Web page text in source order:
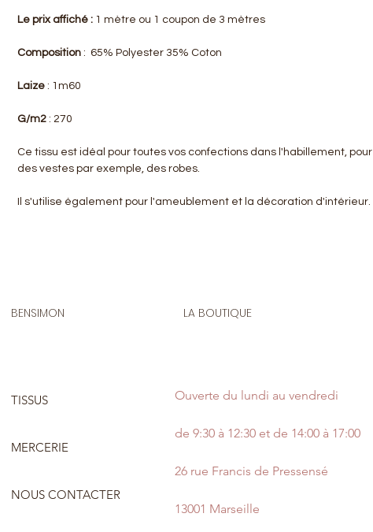
Le prix affiché : 1 mètre ou 1 coupon de 3 mètres
Composition : 65% Polyester 35% Coton
Laize : 1m60
G/m2 : 270
Ce tissu est idéal pour toutes vos confections dans l'habillement, pour
des vestes par exemple, des robes.
Il s'utilise également pour l'ameublement et la décoration d'intérieur.
BENSIMON
TISSUS
MERCERIE
NOUS CONTACTER
LA BOUTIQUE
Ouverte du lundi au vendredi
de 9:30 à 12:30 et de 14:00 à 17:00
26 rue Francis de Pressensé
13001 Marseille